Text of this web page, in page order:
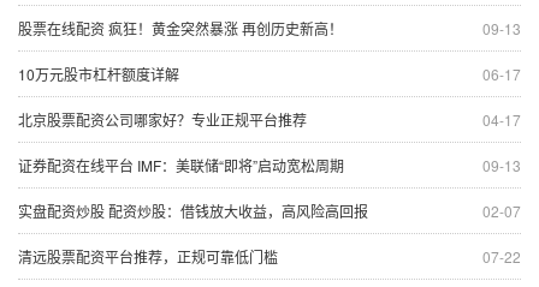
09-13
股票在线配资 疯狂！黄金突然暴涨 再创历史新高！
06-17
10万元股市杠杆额度详解
04-17
北京股票配资公司哪家好？专业正规平台推荐
09-13
证券配资在线平台 IMF：美联储“即将”启动宽松周期
02-07
实盘配资炒股 配资炒股：借钱放大收益，高风险高回报
07-22
清远股票配资平台推荐，正规可靠低门槛